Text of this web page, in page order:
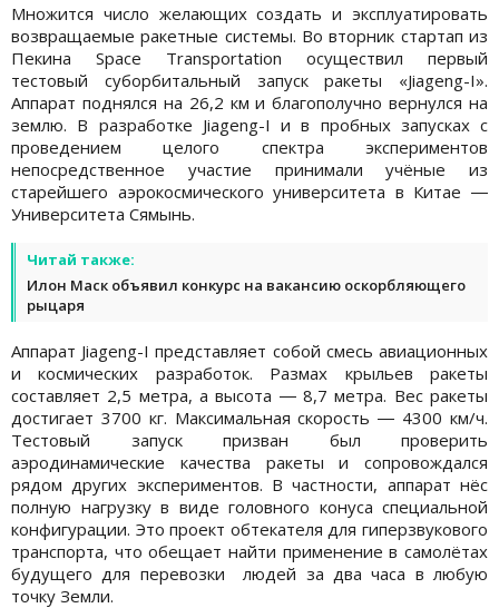
Множится число желающих создать и эксплуатировать
возвращаемые ракетные системы. Во вторник стартап из
Пекина Space Transportation осуществил первый
тестовый суборбитальный запуск ракеты «Jiageng-I».
Аппарат поднялся на 26,2 км и благополучно вернулся на
землю. В разработке Jiageng-I и в пробных запусках с
проведением целого спектра экспериментов
непосредственное участие принимали учёные из
старейшего аэрокосмического университета в Китае ―
Университета Сямынь.
Читай также:
Илон Маск объявил конкурс на вакансию оскорбляющего
рыцаря
Аппарат Jiageng-I представляет собой смесь авиационных
и космических разработок. Размах крыльев ракеты
составляет 2,5 метра, а высота ― 8,7 метра. Вес ракеты
достигает 3700 кг. Максимальная скорость ― 4300 км/ч.
Тестовый запуск призван был проверить
аэродинамические качества ракеты и сопровождался
рядом других экспериментов. В частности, аппарат нёс
полную нагрузку в виде головного конуса специальной
конфигурации. Это проект обтекателя для гиперзвукового
транспорта, что обещает найти применение в самолётах
будущего для перевозки людей за два часа в любую
точку Земли.